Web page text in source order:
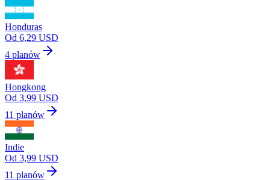
Honduras
Od 6,29 USD
4 planów
Hongkong
Od 3,99 USD
11 planów
Indie
Od 3,99 USD
11 planów